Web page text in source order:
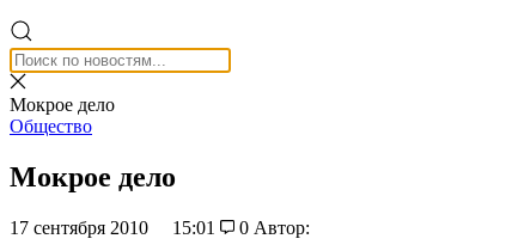
Мокрое дело
Общество
Мокрое дело
17 сентября 2010 15:01 0 Автор: